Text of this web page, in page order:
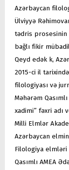
Azərbaycan
Ülviyyə
tədris prosesinin
bağlı fikir
Qeyd edək k,
2015-ci il
filologiyası və
Məhərəm
xadimi” fəxri adı
Milli Elmlər
Azərbaycan
Filologiya elmləri
Qasımlı AMEA